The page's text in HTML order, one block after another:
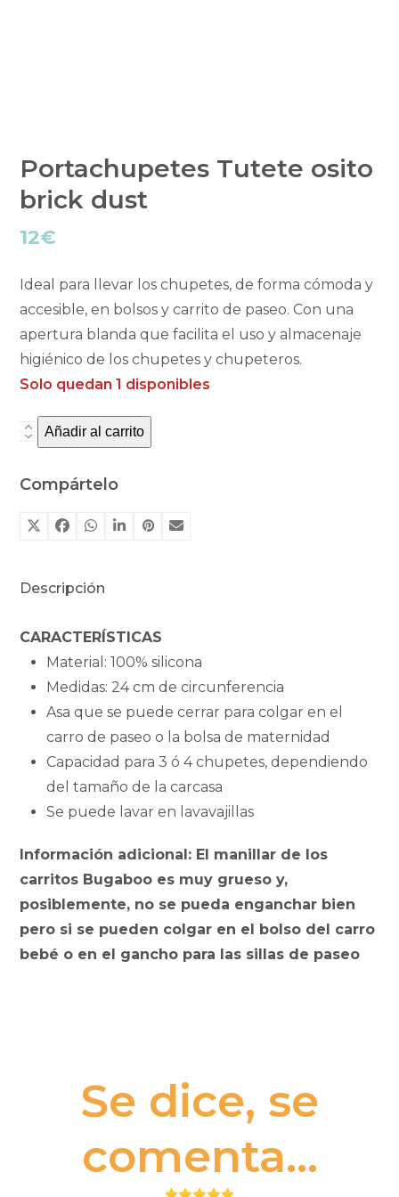
Portachupetes Tutete osito
brick dust
12€
Ideal para llevar los chupetes, de forma cómoda y
accesible, en bolsos y carrito de paseo. Con una
apertura blanda que facilita el uso y almacenaje
higiénico de los chupetes y chupeteros.
Solo quedan 1 disponibles
Portachupetes
osito
dust
Añadir al carrito
Compártelo
Descripción
CARACTERÍSTICAS
Material: 100% silicona
Medidas: 24 cm de circunferencia
Asa que se puede cerrar para colgar en el
carro de paseo o la bolsa de maternidad
Capacidad para 3 ó 4 chupetes, dependiendo
del tamaño de la carcasa
Se puede lavar en lavavajillas
Información adicional: El manillar de los
carritos Bugaboo es muy grueso y,
posiblemente, no se pueda enganchar bien
pero si se pueden colgar en el bolso del carro
bebé o en el gancho para las sillas de paseo
Se dice, se
comenta...